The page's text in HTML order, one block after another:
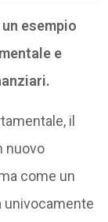
esempio
e
il
nuovo
come un
univocamente